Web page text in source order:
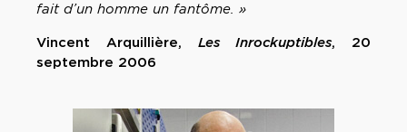
fait d’un homme un fantôme. »
Vincent Arquillière, Les Inrockuptibles, 20
septembre 2006